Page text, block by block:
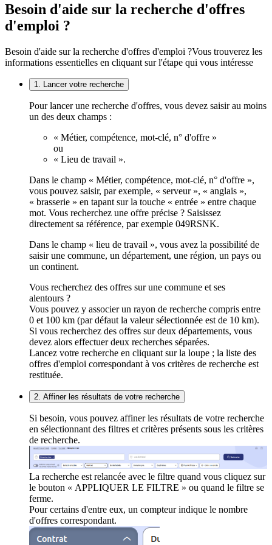
Besoin d'aide sur la recherche d'offres
d'emploi ?
Besoin d'aide sur la recherche d'offres d'emploi ?Vous trouverez les
informations essentielles en cliquant sur l'étape qui vous intéresse
1. Lancer votre recherche
Pour lancer une recherche d'offres, vous devez saisir au moins
un des deux champs :
« Métier, compétence, mot-clé, n° d'offre »
ou
« Lieu de travail ».
Dans le champ « Métier, compétence, mot-clé, n° d'offre »,
vous pouvez saisir, par exemple, « serveur », « anglais »,
« brasserie » en tapant sur la touche « entrée » entre chaque
mot. Vous recherchez une offre précise ? Saisissez
directement sa référence, par exemple 049RSNK.
Dans le champ « lieu de travail », vous avez la possibilité de
saisir une commune, un département, une région, un pays ou
un continent.
Vous recherchez des offres sur une commune et ses
alentours ?
Vous pouvez y associer un rayon de recherche compris entre
0 et 100 km (par défaut la valeur sélectionnée est de 10 km).
Si vous recherchez des offres sur deux départements, vous
devez alors effectuer deux recherches séparées.
Lancez votre recherche en cliquant sur la loupe ; la liste des
offres d'emploi correspondant à vos critères de recherche est
restituée.
2. Affiner les résultats de votre recherche
Si besoin, vous pouvez affiner les résultats de votre recherche
en sélectionnant des filtres et critères présents sous les critères
de recherche.
La recherche est relancée avec le filtre quand vous cliquez sur
le bouton « APPLIQUER LE FILTRE » ou quand le filtre se
ferme.
Pour certains d'entre eux, un compteur indique le nombre
d'offres correspondant.